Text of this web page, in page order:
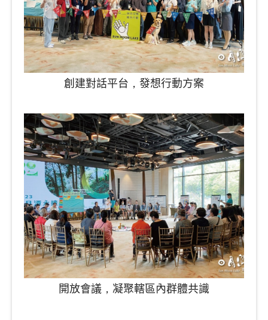
創建對話平台，發想行動方案
開放會議，凝聚轄區內群體共識